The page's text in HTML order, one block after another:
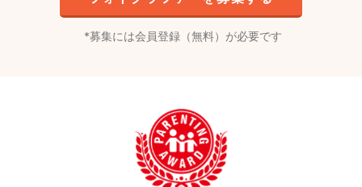
募集には会員登録（無料）が必要です